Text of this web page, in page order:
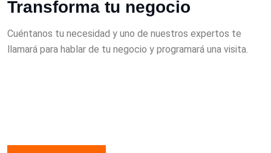
Transforma tu negocio
Cuéntanos tu necesidad y uno de nuestros expertos te
llamará para hablar de tu negocio y programará una visita.